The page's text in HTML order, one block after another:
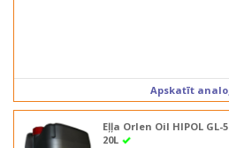
Apskatīt
Eļļa Orlen Oil HIPOL GL-5
20L